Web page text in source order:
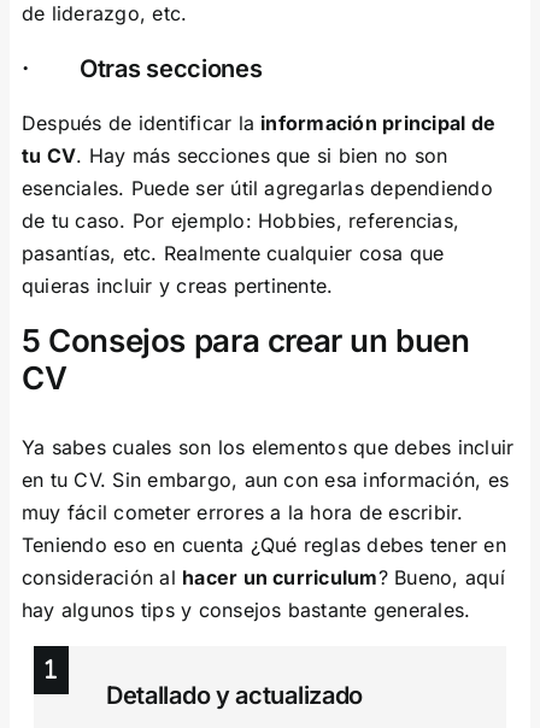
de liderazgo, etc.
· Otras secciones
Después de identificar la información principal de
tu CV. Hay más secciones que si bien no son
esenciales. Puede ser útil agregarlas dependiendo
de tu caso. Por ejemplo: Hobbies, referencias,
pasantías, etc. Realmente cualquier cosa que
quieras incluir y creas pertinente.
5 Consejos para crear un buen
CV
Ya sabes cuales son los elementos que debes incluir
en tu CV. Sin embargo, aun con esa información, es
muy fácil cometer errores a la hora de escribir.
Teniendo eso en cuenta ¿Qué reglas debes tener en
consideración al hacer un curriculum? Bueno, aquí
hay algunos tips y consejos bastante generales.
Detallado y actualizado